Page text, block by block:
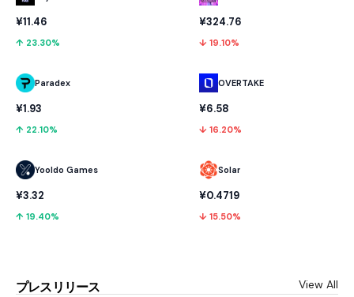
¥11.46
↑ 23.30%
Paradex
¥1.93
↑ 22.10%
Yooldo Games
¥3.32
↑ 19.40%
¥324.76
↓ 19.10%
OVERTAKE
¥6.58
↓ 16.20%
Solar
¥0.4719
↓ 15.50%
プレスリリース View All